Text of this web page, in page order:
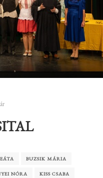
BUZSIK MÁRIA
NÓRA KISS CSABA